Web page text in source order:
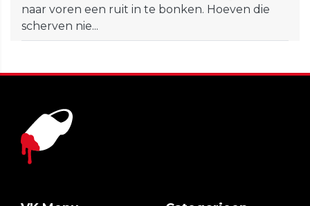
naar voren een ruit in te bonken. Hoeven die
scherven nie...